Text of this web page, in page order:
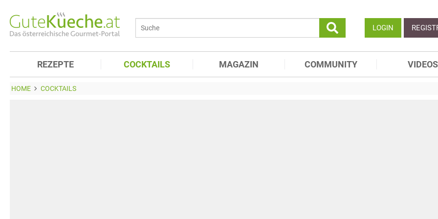
LOGIN
REZEPTE COCKTAILS MAGAZIN COMMUNITY VIDEOS
HOME COCKTAILS